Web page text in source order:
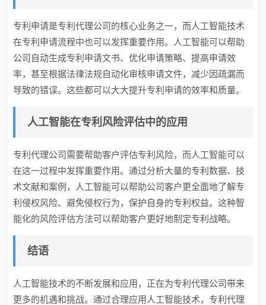
专利申请是专利代理公司的核心业务之一，而人工智能技术
在专利申请流程中也可以发挥重要作用。人工智能可以帮助
公司自动生成专利申请文书、优化申请策略、提高申请效
率，甚至根据法律法规自动化审核申请文件，减少因疏漏而
导致的错误。这些都可以大大提升专利申请的效率和质量。
人工智能在专利风险评估中的应用
专利代理公司需要帮助客户评估专利风险，而人工智能可以
在这一过程中发挥重要作用。通过分析大量的专利数据、技
术文献和案例，人工智能可以帮助公司客户更全面地了解专
利侵权风险、避免侵权行为，保护自身的专利权益。这种智
能化的风险评估方法可以帮助客户更好地制定专利战略。
结语
人工智能技术的不断发展和应用，正在为专利代理公司带来
更多的机遇和挑战。通过合理应用人工智能技术，专利代理